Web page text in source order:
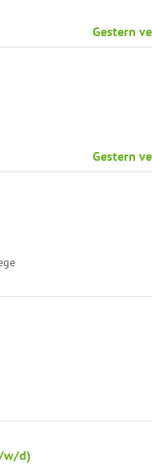
Gestern
Gestern
w/d)